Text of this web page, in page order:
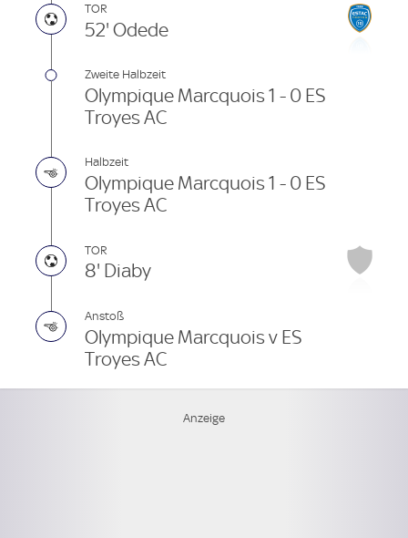
TOR
52' Odede
Zweite Halbzeit
Olympique Marcquois 1 - 0 ES
Troyes AC
Halbzeit
Olympique Marcquois 1 - 0 ES
Troyes AC
TOR
8' Diaby
Anstoß
Olympique Marcquois v ES
Troyes AC